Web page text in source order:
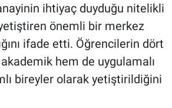
ihtiyaç duyduğu nitelikli
yetiştiren önemli bir merkez
ifade etti. Öğrencilerin dört
hem de uygulamalı
bireyler olarak yetiştirildiğini